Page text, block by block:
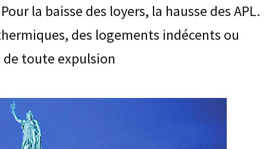
la baisse des loyers, la hausse des APL.
des logements indécents ou
toute expulsion